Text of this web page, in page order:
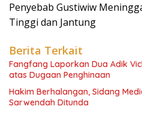
Penyebab Gustiwiw
Tinggi dan Jantung
Berita Terkait
Fangfang Laporkan Dua Adik
atas Dugaan Penghinaan
Hakim Berhalangan, Sidang
Sarwendah Ditunda